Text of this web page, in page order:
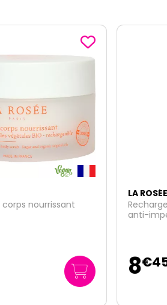
stick correcteur teinté
zinc visage
LA
ans
4€